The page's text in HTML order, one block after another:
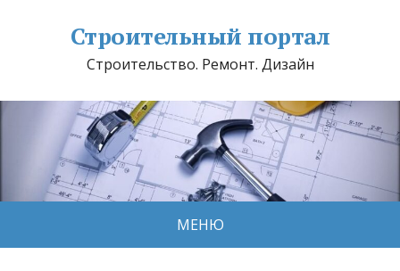
Строительный портал
Строительство. Ремонт. Дизайн
МЕНЮ